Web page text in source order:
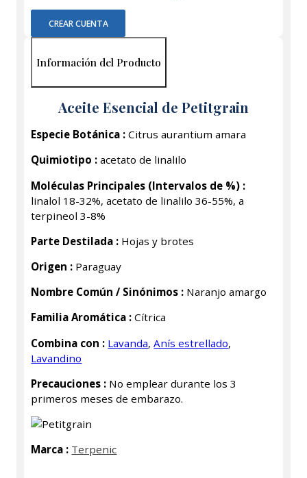
CREAR CUENTA
Información del Producto
Aceite Esencial de Petitgrain
Especie Botánica : Citrus aurantium amara
Quimiotipo : acetato de linalilo
Moléculas Principales (Intervalos de %) :
linalol 18-32%, acetato de linalilo 36-55%, a
terpineol 3-8%
Parte Destilada : Hojas y brotes
Origen : Paraguay
Nombre Común / Sinónimos : Naranjo amargo
Familia Aromática : Cí­trica
Combina con : Lavanda,Aní­s estrellado,
Lavandino
Precauciones : No emplear durante los 3
primeros meses de embarazo.
Marca : Terpenic